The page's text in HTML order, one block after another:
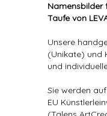
Namensbilder
Taufe von
Unsere
(Unikate) und
und
Sie werden
EU